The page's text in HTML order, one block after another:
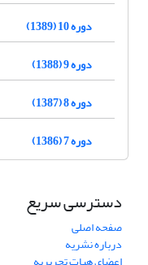
دوره 10 (1389)
دوره 9 (1388)
دوره 8 (1387)
دوره 7 (1386)
دسترسی سریع
صفحه اصلی
درباره نشریه